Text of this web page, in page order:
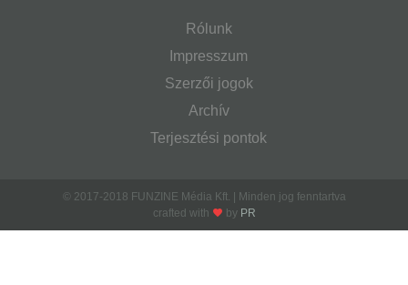
Rólunk
Impresszum
Szerzői jogok
Archív
Terjesztési pontok
© 2017-2018 FUNZINE Média Kft. | Minden jog fenntartva
crafted with
by PR